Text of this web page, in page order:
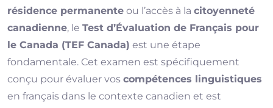
résidence permanente ou l’accès à la citoyenneté
canadienne, le Test d’Évaluation de Français pour
le Canada (TEF Canada) est une étape
fondamentale. Cet examen est spécifiquement
conçu pour évaluer vos compétences linguistiques
en français dans le contexte canadien et est